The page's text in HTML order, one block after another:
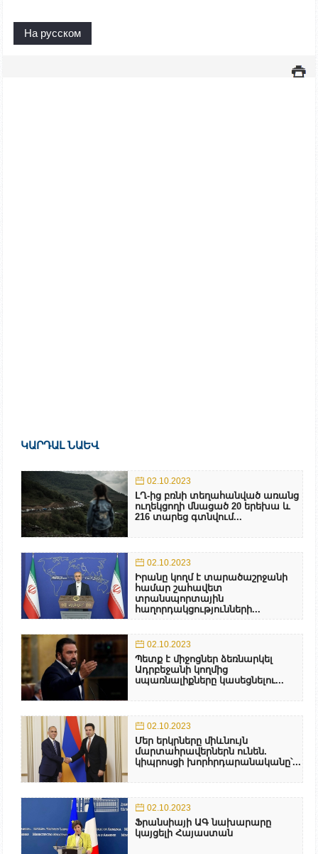
На русском
ԿԱՐԴԱԼ ՆԱԵՎ
02.10.2023
ԼՂ-ից բռնի տեղահանված առանց
ուղեկցողի մնացած 20 երեխա և
216 տարեց գտնվում...
02.10.2023
Իրանը կողմ է տարածաշրջանի
համար շահավետ
տրանսպորտային
հաղորդակցությունների...
02.10.2023
Պետք է միջոցներ ձեռնարկել
Ադրբեջանի կողմից
սպառնալիքները կասեցնելու...
02.10.2023
Մեր երկրները միևնույն
մարտահրավերներն ունեն.
կիպրոսցի խորհրդարանականը՝...
02.10.2023
Ֆրանսիայի ԱԳ նախարարը
կայցելի Հայաստան